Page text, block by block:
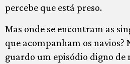
percebe que está preso.
Mas onde se encontram as
que acompanham os navios?
guardo um episódio digno de